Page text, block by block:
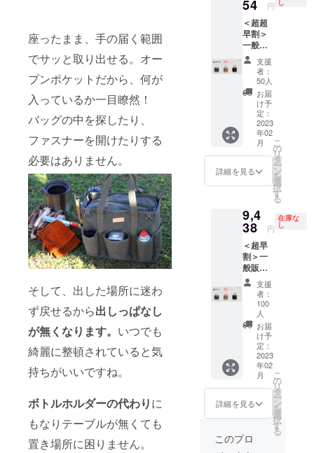
座ったまま、手の届く範囲
でサッと取り出せる。オー
プンポケットだから、何が
入っているか一目瞭然！
バッグの中を探したり、
ファスナーを開けたりする
必要はありません。
そして、出した場所に迷わ
ず戻せるから出しっぱなし
が無くなります。 いつでも
綺麗に整頓されていると気
持ちがいいですね。
ボトルホルダーの代わりに
もなりテーブルが無くても
置き場所に困りません。
がたくさん
いるのが気
になってい
ました。
そこで、か
ばんも服と
同じように
気分に合わ
せて変えて
ほしいと思
帆布バッグ
ン、販売を
始めまし
新しいかば
んを持つと
外出が楽し
低価格でも
そんな高揚
感を味わっ
とから、
者などを全
※皆様の
ご支援
により
量産効
率が向
上した
場合、
正規販
売価格
が販売
予定価
格より
下がる
可能性
いま
す。 ※
様・内
容品は
変更に
なる可
能性も
ござい
ます。
ご了承
くださ
い。 ※
ご注文
状況、
使用部
材の供
給状
況、製
上の都
合等に
荷時期
み合わ
せてお
選びい
ただけ
ます。
■お届
け：
2023年
2月末ま
でに完
了予定
※ 発送
はヤマ
ト運輸
となり
ます。
※皆様の
り量産
効率が
向上し
た場
合、正
規販売
価格が
販売予
定価格
より下
がる可
能性も
ござい
ます。
※デザイ
ン・仕
容品は
変更に
能性も
ラー：
Green
（グ
リー
ン）、
Khaki（
カー
キ）、
Charco
Black（
チャ
コール
ブラッ
ク）の
色を組
み合わ
せてお
選びい
ただけ
ます。
Charco
Black（
チャ
コール
■お届
け：
2023年
2月末ま
でに完
※ 発送
はヤマ
となり
ます。
54 円 し
＜超超
早割＞
一般販
売予定
価格
￥12,10
0（税・
送料
込）の
とこ
ろ、
26%OF
F・
3146円
引きの
￥8,954
送料込
み・消
費税込
み）に
て承り
ます。
■カ
ラー：
Green
（グ
リー
ン）、
Khaki（
カー
キ）、
Charco
al
Black（
ブラッ
支援
者：
50人
お届
け予
定：
2023
年02
月
詳細を見る
こ
の
リ
タ
ー
ン
を
選
択
す
る
9,4
38 円
在庫な
し
＜超早
割＞一
般販売
予定価
格
￥12,10
0（税・
送料
込）の
とこ
ろ、
22%OF
2662円
引きの
送料込
み・消
支援
者：
100
人
お届
け予
定：
2023
年02
月
詳細を見る
こ
の
リ
タ
ー
ン
を
選
択
す
る
このプロ